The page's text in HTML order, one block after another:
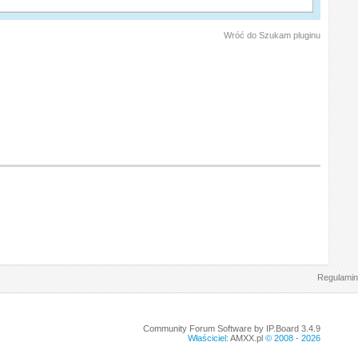
Wróć do Szukam pluginu
Regulamin
Community Forum Software by IP.Board 3.4.9
Właściciel: AMXX.pl© 2008 - 2026